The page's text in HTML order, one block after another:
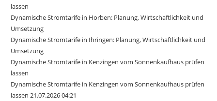
lassen
Dynamische Stromtarife in Horben: Planung, Wirtschaftlichkeit und
Umsetzung
Dynamische Stromtarife in Ihringen: Planung, Wirtschaftlichkeit und
Umsetzung
Dynamische Stromtarife in Kenzingen vom Sonnenkaufhaus prüfen
lassen
Dynamische Stromtarife in Kenzingen vom Sonnenkaufhaus prüfen
lassen 21.07.2026 04:21